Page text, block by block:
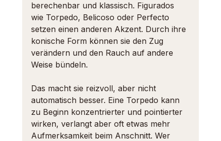
berechenbar und klassisch. Figurados
wie Torpedo, Belicoso oder Perfecto
setzen einen anderen Akzent. Durch ihre
konische Form können sie den Zug
verändern und den Rauch auf andere
Weise bündeln.
Das macht sie reizvoll, aber nicht
automatisch besser. Eine Torpedo kann
zu Beginn konzentrierter und pointierter
wirken, verlangt aber oft etwas mehr
Aufmerksamkeit beim Anschnitt. Wer